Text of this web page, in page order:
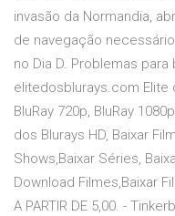
invasão da Normandia,
de navegação
no Dia D. Problemas
elitedosblurays.com Elite
BluRay 720p, BluRay
dos Blurays HD, Baixar
Shows,Baixar Séries,
Download Filmes,Baixar
A PARTIR DE 5,00. -